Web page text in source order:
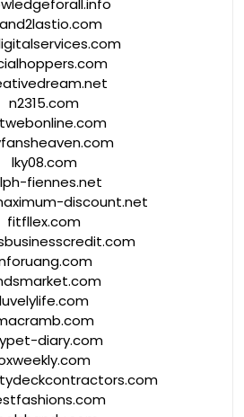
n2315.com
lky08.com
fiennes.net
discount.net
fitfllex.com
luvelylife.com
diary.com